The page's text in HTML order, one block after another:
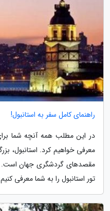
راهنمای کامل سفر به استانبول!
در این مطلب همه آنچه شما
معرفی خواهیم کرد. استانبول،
مقصدهای گردشگری جهان است. با
تور استانبول را به شما معرفی